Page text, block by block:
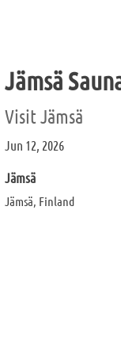
Jämsä
Visit Jämsä
Jun 12, 2026
Jämsä
Jämsä, Finland